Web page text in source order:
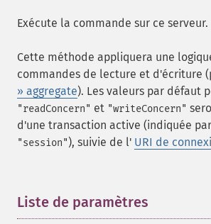
Exécute la commande sur ce serveur.
Cette méthode appliquera une
commandes de lecture et d'écriture
» aggregate). Les valeurs par défaut
"readConcern" et "writeConcern"
d'une transaction active (indiquée
"session"), suivie de l' URI de
Liste de paramètres